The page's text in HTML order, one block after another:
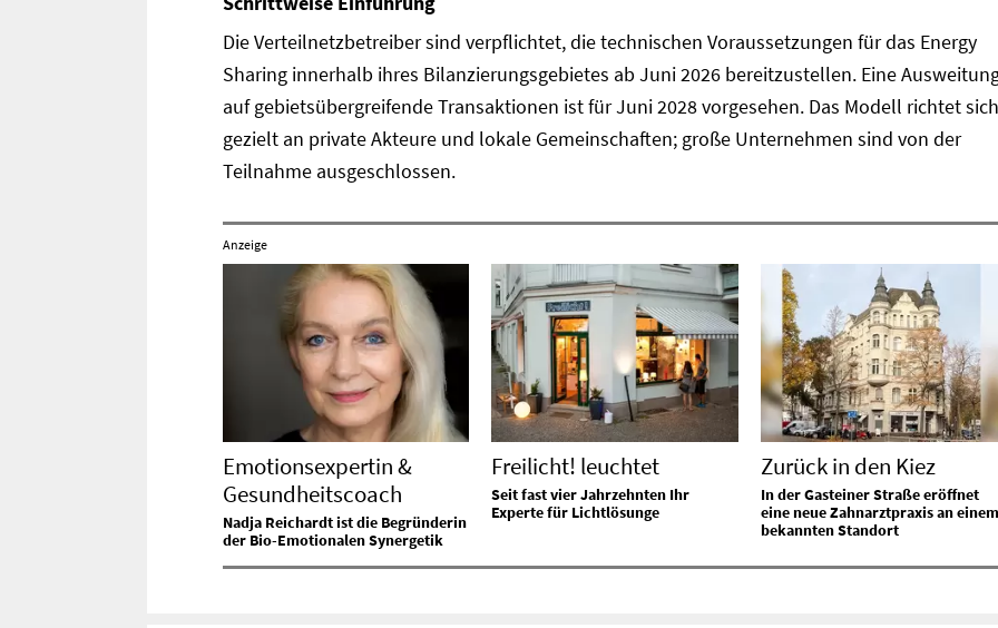
Die Verteilnetzbetreiber sind verpflichtet, die technischen Voraussetzungen für das Energy
Sharing innerhalb ihres Bilanzierungsgebietes ab Juni 2026 bereitzustellen. Eine
auf gebietsübergreifende Transaktionen ist für Juni 2028 vorgesehen. Das Modell richtet sich
gezielt an private Akteure und lokale Gemeinschaften; große Unternehmen sind von der
Teilnahme ausgeschlossen.
Anzeige
Emotionsexpertin &
Gesundheitscoach
Nadja Reichardt ist die Begründerin
der Bio-Emotionalen Synergetik
Freilicht! leuchtet
Seit fast vier Jahrzehnten Ihr
Experte für Lichtlösunge
Zurück in den Kiez
In der Gasteiner Straße eröffnet
eine neue Zahnarztpraxis an einem
bekannten Standort